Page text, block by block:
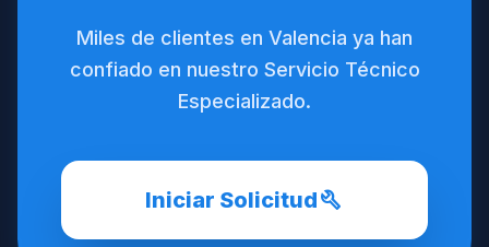
Miles de clientes en Valencia ya han
confiado en nuestro Servicio Técnico
Especializado.
Iniciar Solicitudbuild